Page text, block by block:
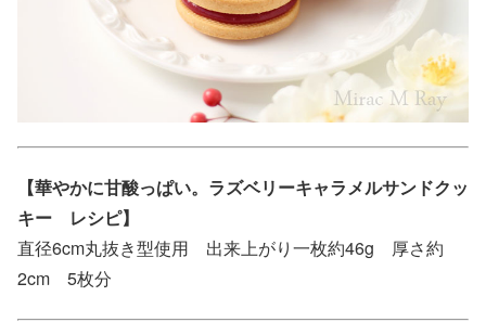
【華やかに甘酸っぱい。ラズベリーキャラメルサンドクッ
キー レシピ】
直径6cm丸抜き型使用 出来上がり一枚約46g 厚さ約
2cm 5枚分